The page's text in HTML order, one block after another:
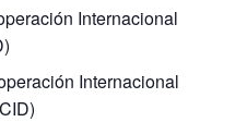
Internacional
Internacional